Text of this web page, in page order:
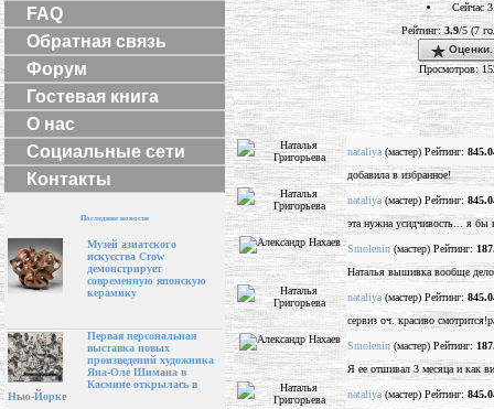
FAQ
Обратная связь
Форум
Гостевая книга
О нас
Социальные сети
Контакты
Последние новости
Музей азиатского
искусства Crow
демонстрирует
современную японскую
керамику
Первая персональная
выставка новых
произведений художника
Яна-Оле Шимана в
Касмине открылась в
Нью-Йорке
Сейчас
Рейтинг:3.9/5 (7
Оценки.
Просмотров:
nataliya (мастер) Рейтинг:
добавила в избранное!
nataliya (мастер) Рейтинг:
эта нужна усидчивость... я бы
Smolenin (мастер) Рейтинг:
Наталья вышивка вообще
nataliya (мастер) Рейтинг:
сервиз оч. красиво
Smolenin (мастер) Рейтинг:
Я ее отшивал 3 месяца и как
nataliya (мастер) Рейтинг: